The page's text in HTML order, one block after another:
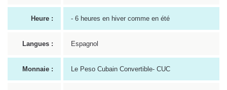
Heure : - 6 heures en hiver comme en été
Langues : Espagnol
Monnaie : Le Peso Cubain Convertible- CUC